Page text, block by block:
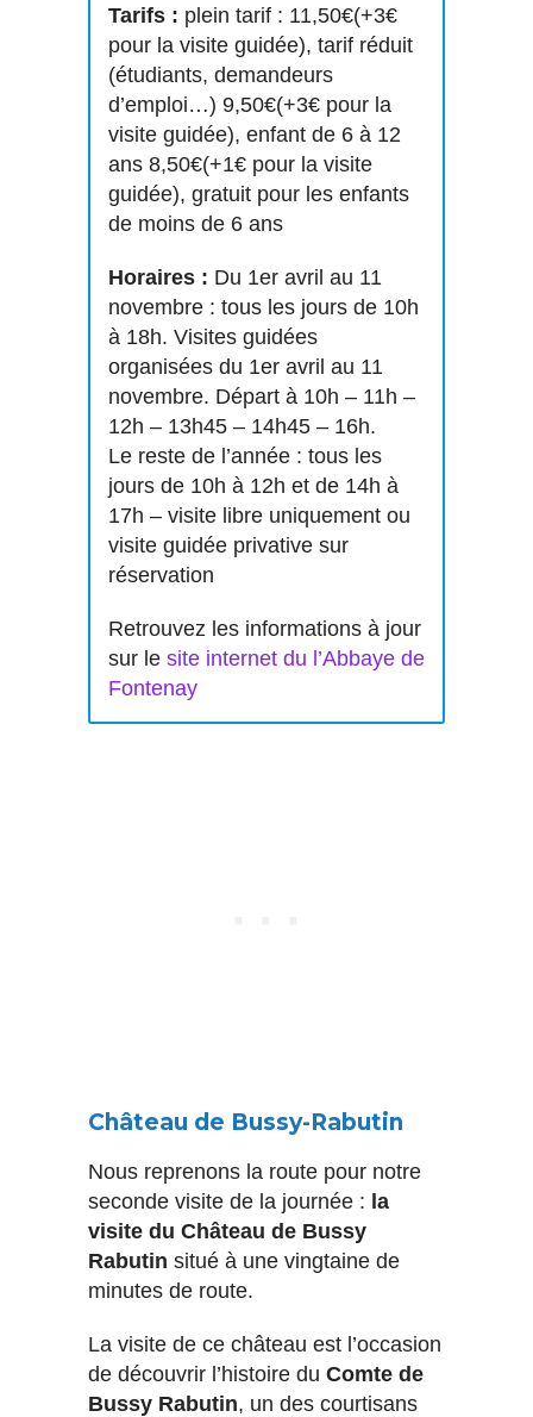
Tarifs : plein tarif : 11,50€(+3€
pour la visite guidée), tarif réduit
(étudiants, demandeurs
d’emploi…) 9,50€(+3€ pour la
visite guidée), enfant de 6 à 12
ans 8,50€(+1€ pour la visite
guidée), gratuit pour les enfants
de moins de 6 ans
Horaires : Du 1er avril au 11
novembre : tous les jours de 10h
à 18h. Visites guidées
organisées du 1er avril au 11
novembre. Départ à 10h – 11h –
12h – 13h45 – 14h45 – 16h.
Le reste de l’année : tous les
jours de 10h à 12h et de 14h à
17h – visite libre uniquement ou
visite guidée privative sur
réservation
Retrouvez les informations à jour
sur le site internet du l’Abbaye de
Fontenay
Château de Bussy-Rabutin
Nous reprenons la route pour notre
seconde visite de la journée : la
visite du Château de Bussy
Rabutin situé à une vingtaine de
minutes de route.
La visite de ce château est l’occasion
de découvrir l’histoire du Comte de
Bussy Rabutin, un des courtisans